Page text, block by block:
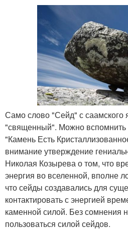
Само слово "Сейд" с саамского
"священный". Можно вспомнить
"Камень Есть
внимание утверждение
Николая Козырева о том, что
энергия во вселенной, вполне
что сейды создавались для
контактировать с энергией
каменной силой. Без сомнения
пользоваться силой сейдов.